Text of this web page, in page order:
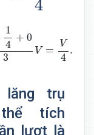
4
1
4
+ 0
3
V =
V
4
.
=
lăng trụ
tích
lượt là